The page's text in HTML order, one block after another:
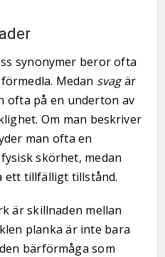
synonymer beror ofta
Medan svagär
ofta på en underton av
Om man beskriver
man ofta en
skörhet, medan
tillfälligt tillstånd.
är skillnaden mellan
planka är inte bara
bärförmåga som